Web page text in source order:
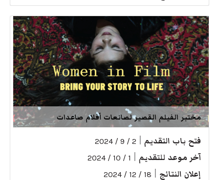
مختبر الفيلم القصير لصانعات أفلام صاعدات
فتح باب التقديم 2 / 9 / 2024
آخر موعد للتقديم 1 / 10 / 2024
إعلان النتائج 18 / 12 / 2024